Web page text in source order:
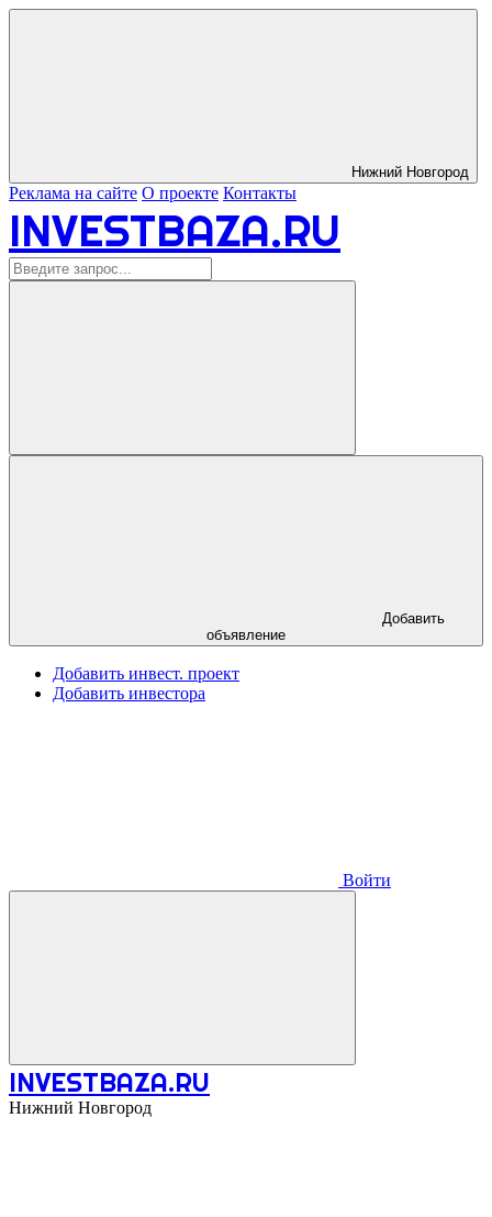
Нижний Новгород
Реклама на сайте О проекте Контакты
INVESTBAZA.RU
объявление
Добавить инвест. проект
Добавить инвестора
Войти
INVESTBAZA.RU
Нижний Новгород